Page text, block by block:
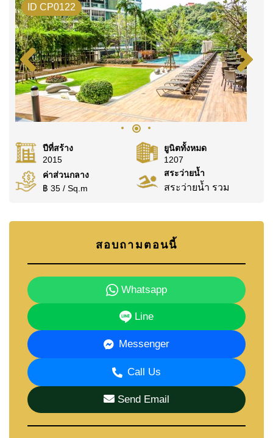
คุณ!
ติดต่อ Cornerstone Real Estate โทร +6638411250
หรือ อีเมลinfo@cornerstone.co.th
WhatsApp ของสำนักงาน:+66807945904และ LINE:
@cornerstonepattaya
ID CP0122
ปีที่สร้าง
2015
ยูนิตทั้งหมด
1207
ค่าส่วนกลาง
฿ 35 / Sq.m
สระว่ายน้ำ
สระว่ายน้ำ รวม
สอบถามตอนนี้
Whatsapp
Line
Messenger
Call Us
Send Email